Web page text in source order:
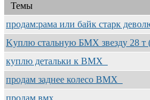
Темы
продам:рама или байк старк
Kуплю стальную БМХ звезду 28 т
куплю детальки к BMX
продам заднее колесо BMX
продам вмх